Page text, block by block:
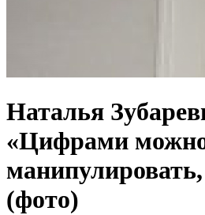
Наталья
«Цифрами
(фото)